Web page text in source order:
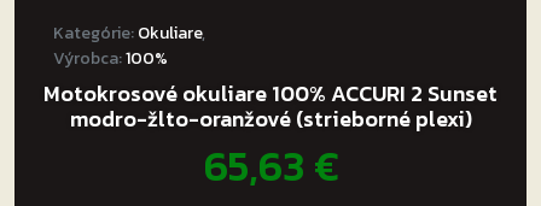
Kategórie:Okuliare,
Výrobca:100%
Motokrosové okuliare 100% ACCURI 2 Sunset
modro-žlto-oranžové (strieborné plexi)
65,63€